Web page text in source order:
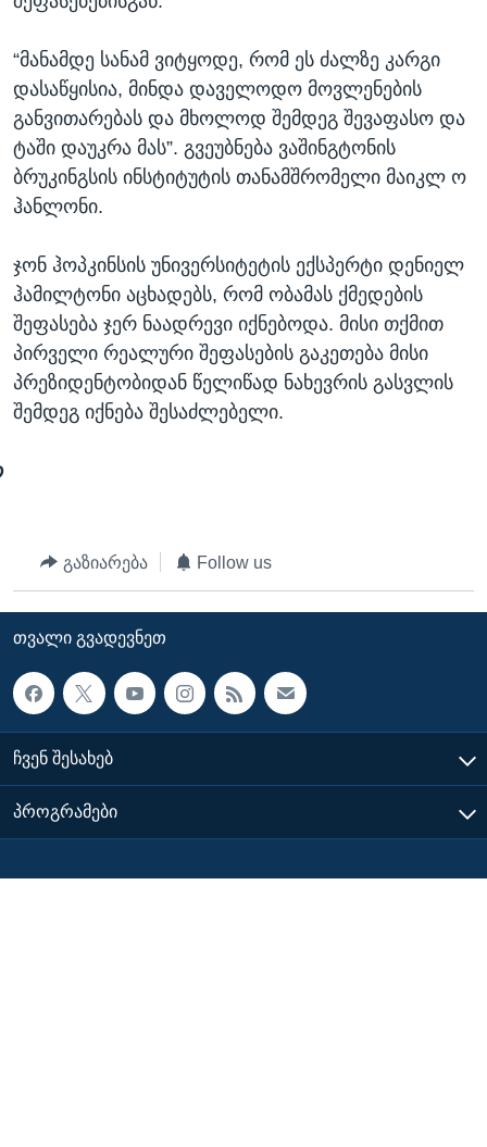
“მანამდე სანამ ვიტყოდე, რომ ეს ძალზე კარგი
დასაწყისია, მინდა დაველოდო მოვლენების
განვითარებას და მხოლოდ შემდეგ შევაფასო და
ტაში დაუკრა მას”. გვეუბნება ვაშინგტონის
ბრუკინგსის ინსტიტუტის თანამშრომელი მაიკლ ო
ჰანლონი.
ჯონ ჰოპკინსის უნივერსიტეტის ექსპერტი დენიელ
ჰამილტონი აცხადებს, რომ ობამას ქმედების
შეფასება ჯერ ნაადრევი იქნებოდა. მისი თქმით
პირველი რეალური შეფასების გაკეთება მისი
პრეზიდენტობიდან წელიწად ნახევრის გასვლის
შემდეგ იქნება შესაძლებელი.
გაზიარება Follow us
ᲗᲕᲐᲚᲘ ᲒᲕᲐᲓᲔᲕᲜᲔᲗ
ᲩᲕᲔᲜ ᲨᲔᲡᲐᲮᲔᲑ
ᲞᲠᲝᲒᲠᲐᲛᲔᲑᲘ